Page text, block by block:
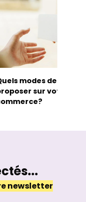
modes de
sur votre site
newsletter